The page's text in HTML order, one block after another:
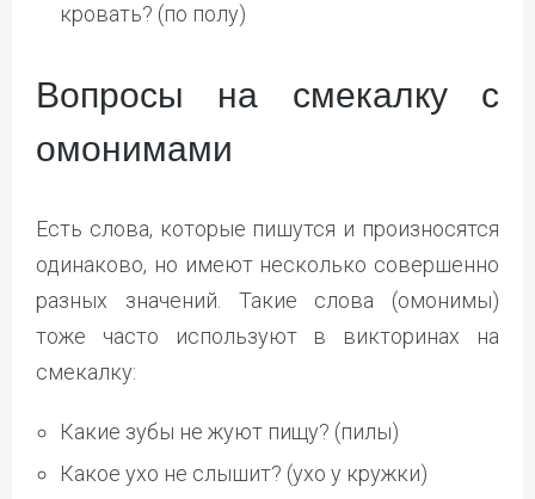
кровать? (по полу)
Вопросы на смекалку с
омонимами
Есть слова, которые пишутся и произносятся
одинаково, но имеют несколько совершенно
разных значений. Такие слова (омонимы)
тоже часто используют в викторинах на
смекалку:
Какие зубы не жуют пищу? (пилы)
Какое ухо не слышит? (ухо у кружки)